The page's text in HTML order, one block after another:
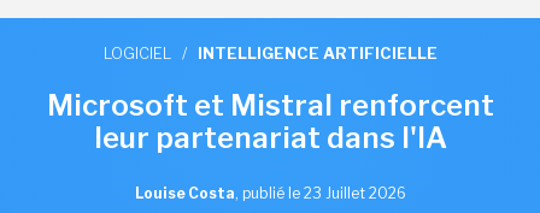
LOGICIEL / INTELLIGENCE ARTIFICIELLE
Microsoft et Mistral renforcent
leur partenariat dans l'IA
Louise Costa, publié le 23 Juillet 2026